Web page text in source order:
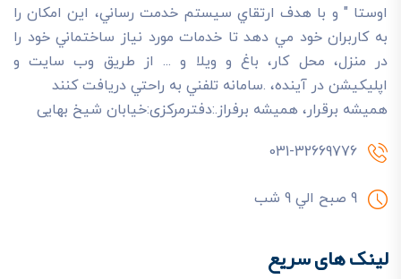
اوستا " و با هدف ارتقاي سيستم خدمت رساني، اين امکان را
به کاربران خود مي دهد تا خدمات مورد نياز ساختماني خود را
در منزل، محل کار، باغ و ويلا و ... از طريق وب سايت و
اپليکيشن در آينده، .سامانه تلفني به راحتي دريافت کنند
هميشه برقرار، هميشه برفراز.:دفترمرکزی:خیابان شیخ بهایی
031-32669776
9 صبح الي 9 شب
لینک های سریع